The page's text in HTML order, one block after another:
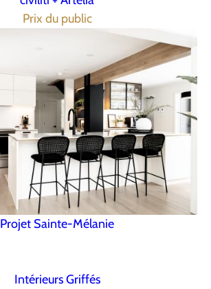
Prix du public
Projet Sainte-Mélanie
Intérieurs Griffés